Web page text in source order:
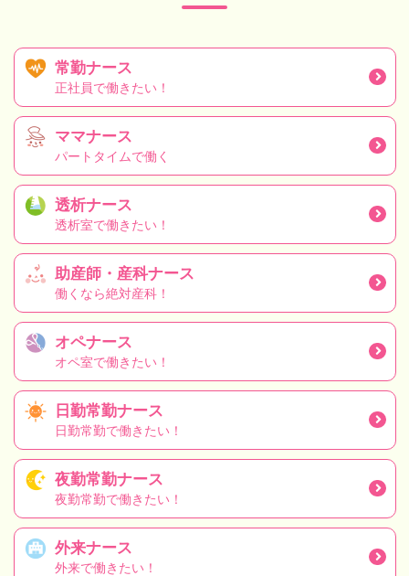
常勤ナース
正社員で働きたい！
ママナース
パートタイムで働く
透析ナース
透析室で働きたい！
助産師・産科ナース
働くなら絶対産科！
オペナース
オペ室で働きたい！
日勤常勤ナース
日勤常勤で働きたい！
夜勤常勤ナース
夜勤常勤で働きたい！
外来ナース
外来で働きたい！